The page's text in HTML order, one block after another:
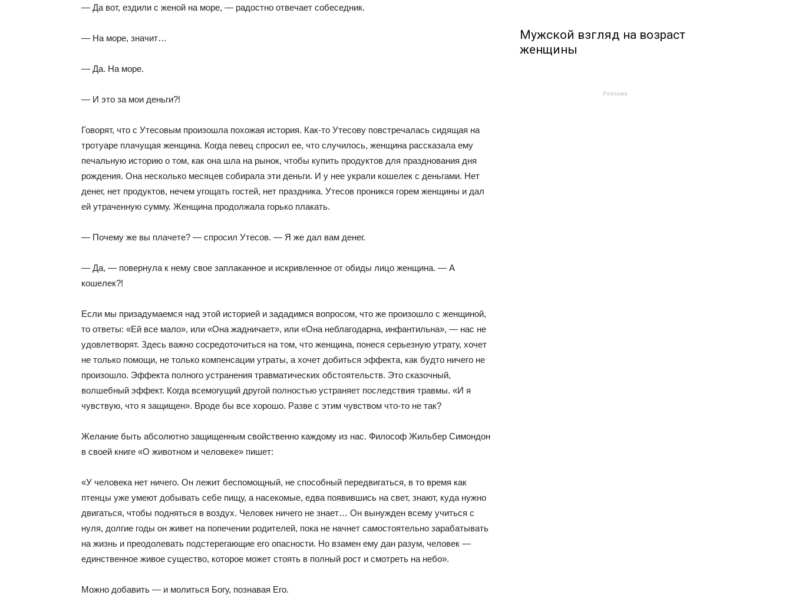
— Да вот, ездили с женой на море, — радостно отвечает собеседник.
— На море, значит…
— Да. На море.
— И это за мои деньги?!
Говорят, что с Утесовым произошла похожая история. Как-то Утесову повстречалась сидящая на
тротуаре плачущая женщина. Когда певец спросил ее, что случилось, женщина рассказала ему
печальную историю о том, как она шла на рынок, чтобы купить продуктов для празднования дня
рождения. Она несколько месяцев собирала эти деньги. И у нее украли кошелек с деньгами. Нет
денег, нет продуктов, нечем угощать гостей, нет праздника. Утесов проникся горем женщины и дал
ей утраченную сумму. Женщина продолжала горько плакать.
— Почему же вы плачете? — спросил Утесов. — Я же дал вам денег.
— Да, — повернула к нему свое заплаканное и искривленное от обиды лицо женщина. — А
кошелек?!
Если мы призадумаемся над этой историей и зададимся вопросом, что же произошло с женщиной,
то ответы: «Ей все мало», или «Она жадничает», или «Она неблагодарна, инфантильна», — нас не
удовлетворят. Здесь важно сосредоточиться на том, что женщина, понеся серьезную утрату, хочет
не только помощи, не только компенсации утраты, а хочет добиться эффекта, как будто ничего не
произошло. Эффекта полного устранения травматических обстоятельств. Это сказочный,
волшебный эффект. Когда всемогущий другой полностью устраняет последствия травмы. «И я
чувствую, что я защищен». Вроде бы все хорошо. Разве с этим чувством что-то не так?
Желание быть абсолютно защищенным свойственно каждому из нас. Философ Жильбер Симондон
в своей книге «О животном и человеке» пишет:
«У человека нет ничего. Он лежит беспомощный, не способный передвигаться, в то время как
птенцы уже умеют добывать себе пищу, а насекомые, едва появившись на свет, знают, куда нужно
двигаться, чтобы подняться в воздух. Человек ничего не знает… Он вынужден всему учиться с
нуля, долгие годы он живет на попечении родителей, пока не начнет самостоятельно зарабатывать
на жизнь и преодолевать подстерегающие его опасности. Но взамен ему дан разум, человек —
единственное живое существо, которое может стоять в полный рост и смотреть на небо».
Можно добавить — и молиться Богу, познавая Его.
Мужской взгляд на возраст
женщины
Реклама